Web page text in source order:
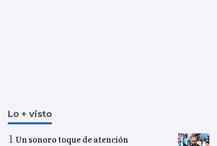
Lo + visto
Un sonoro toque de atención